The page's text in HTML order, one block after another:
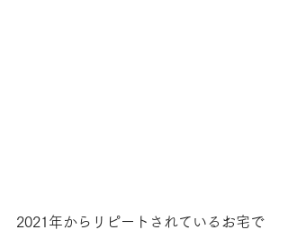
2021年からリピートされているお宅で